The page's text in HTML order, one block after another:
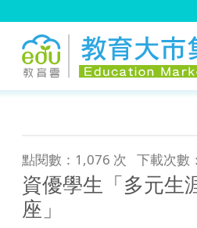
點閱數：1,076 次 下載次數
資優學生「多元生
座」